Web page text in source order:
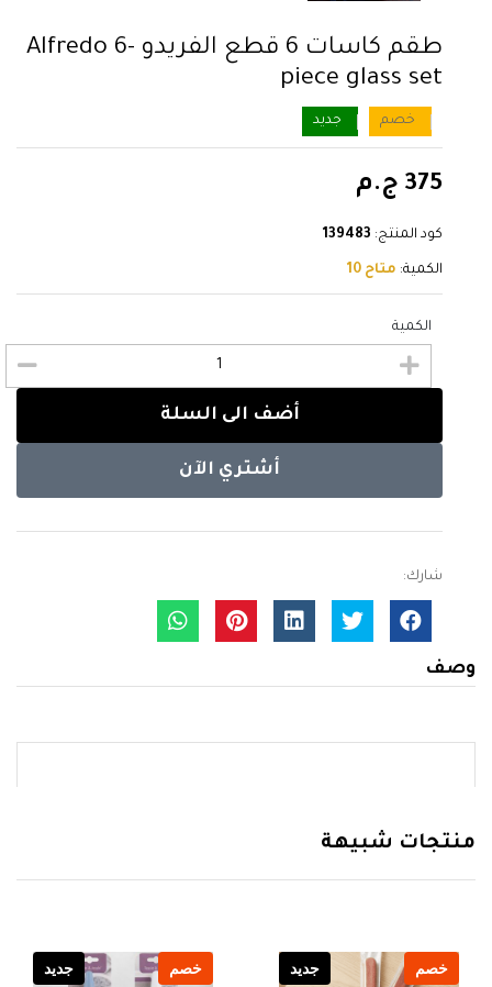
طقم كاسات 6 قطع الفريدو Alfredo 6-
piece glass set
خصم جديد
375 ج.م
كود المنتج: 139483
الكمية: متاح 10
الكمية
أضف الى السلة
أشتري الآن
شارك:
وصف
منتجات شبيهة
خصم جديد خصم جديد